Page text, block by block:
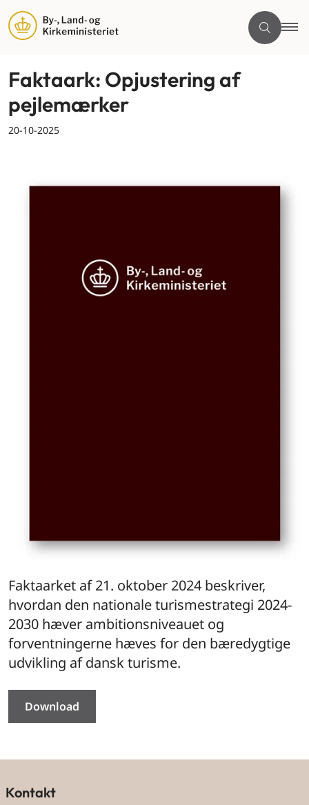
Faktaark: Opjustering af
pejlemærker
20-10-2025
Faktaarket af 21. oktober 2024 beskriver,
hvordan den nationale turismestrategi 2024-
2030 hæver ambitionsniveauet og
forventningerne hæves for den bæredygtige
udvikling af dansk turisme.
Download
Kontakt